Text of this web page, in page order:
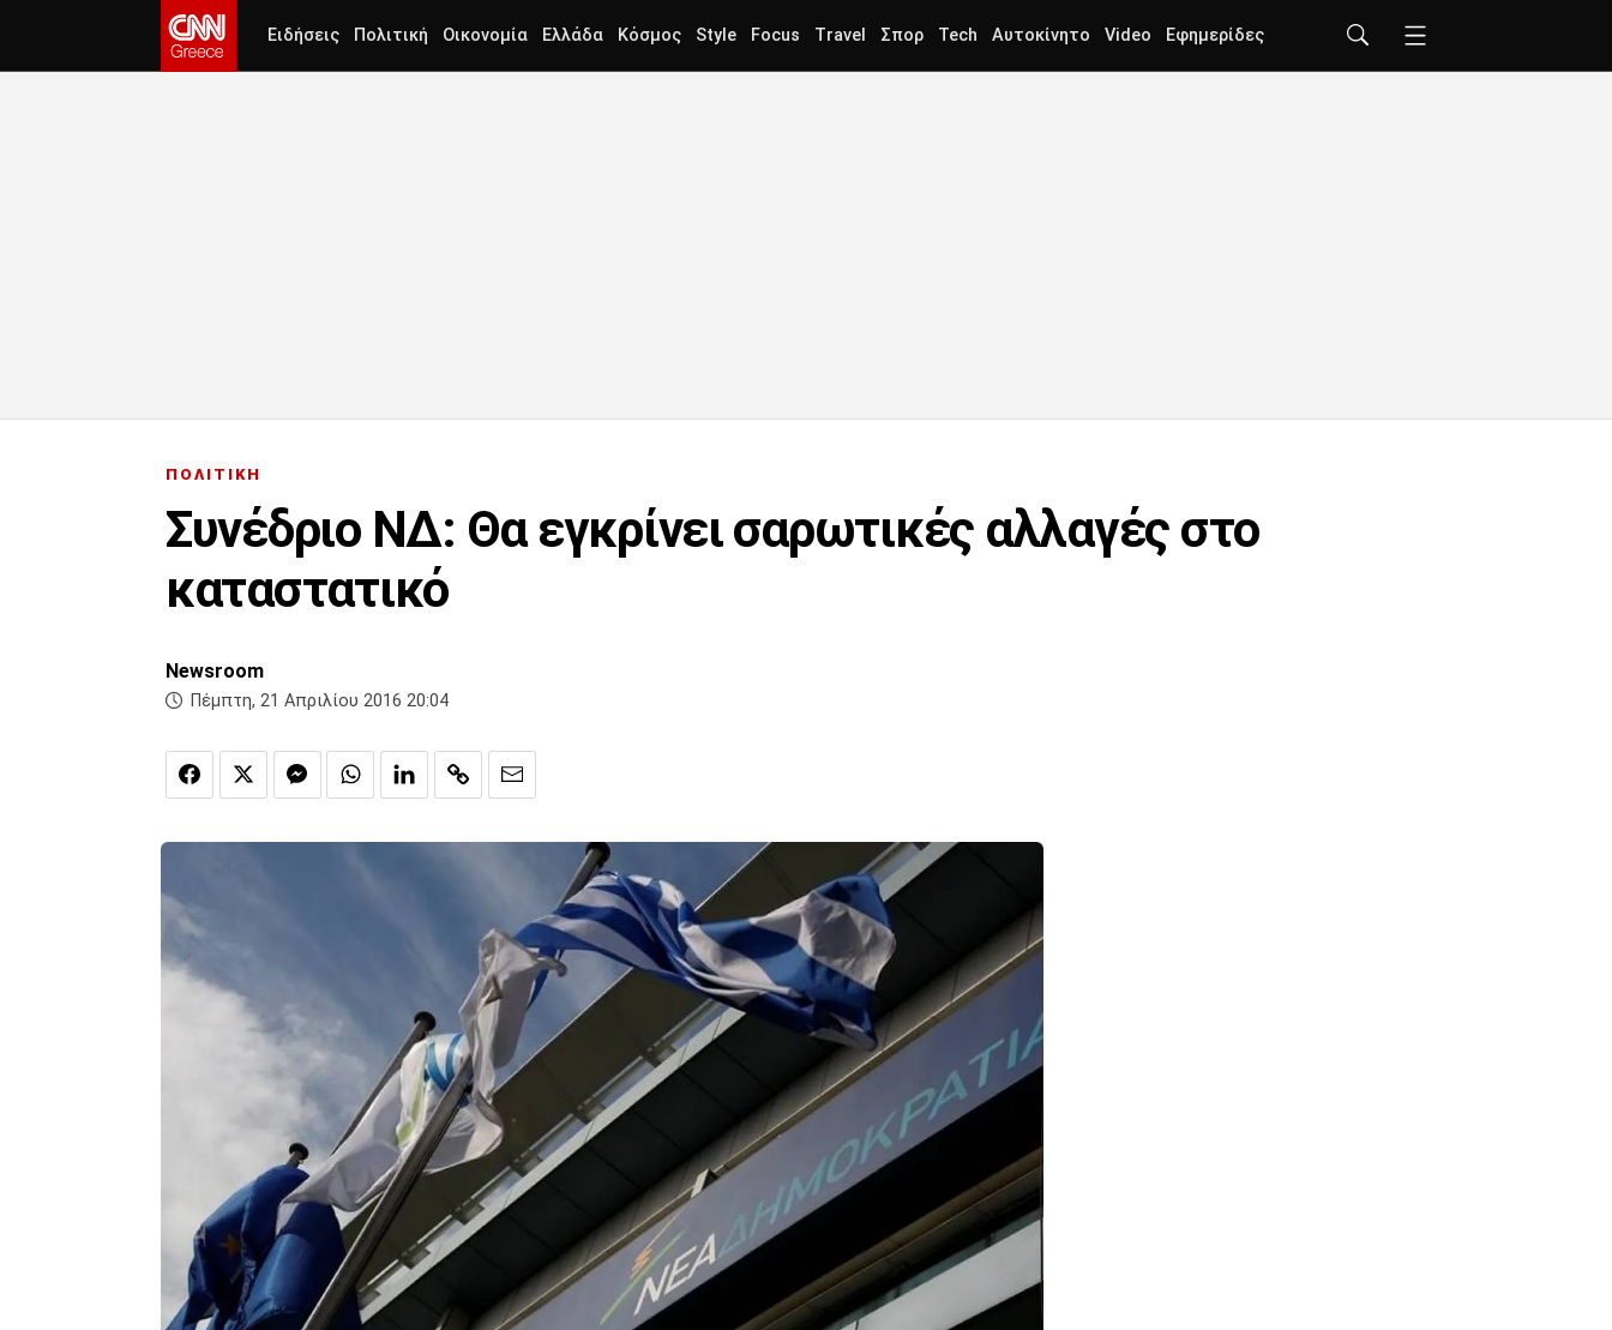
Ειδήσεις Πολιτική Οικονομία Ελλάδα Κόσμος Style Focus Travel Σπορ Tech Αυτοκίνητο Video Εφημερίδες
ΠΟΛΙΤΙΚΗ
Συνέδριο ΝΔ: Θα εγκρίνει σαρωτικές αλλαγές στο
καταστατικό
Newsroom
Πέμπτη, 21 Απριλίου 2016 20:04